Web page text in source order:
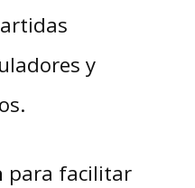
y
para facilitar